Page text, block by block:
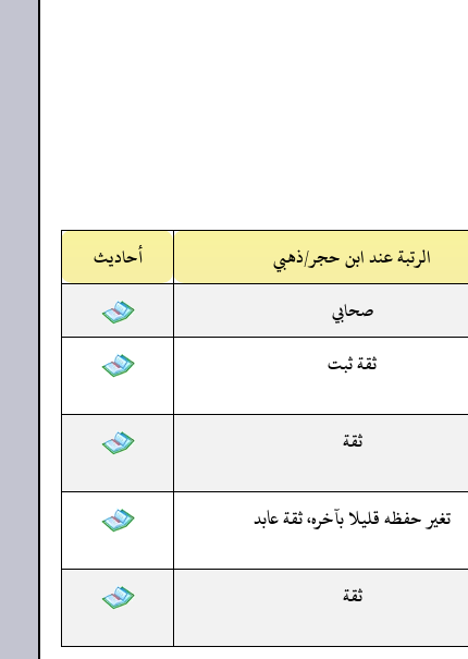
الرتبة عند ابن حجر/ذهبي
أحاديث
صحابي
ثقة ثبت
ثقة
تغير حفظه قليلا بآخره، ثقة عابد
ثقة